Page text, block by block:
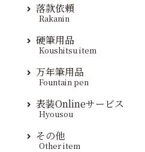
落款依頼
Rakanin
硬筆用品
Koushitsu item
万年筆用品
Fountain pen
表装Onlineサービス
Hyousou
その他
Other item